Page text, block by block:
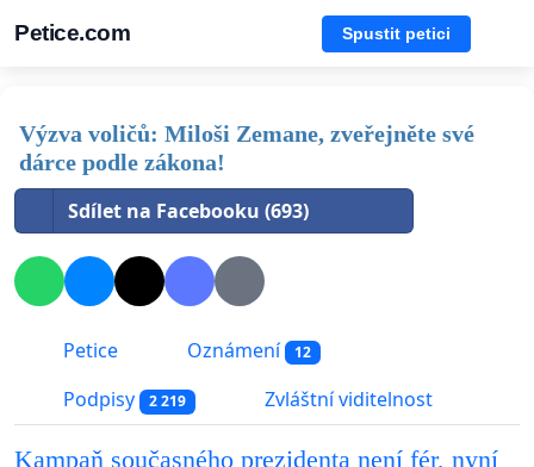
Petice.com Spustit petici
Výzva voličů: Miloši Zemane, zveřejněte své
dárce podle zákona!
Sdílet na Facebooku (693)
Petice Oznámení 12
Podpisy 2 219 Zvláštní viditelnost
Kampaň současného prezidenta není fér, nyní